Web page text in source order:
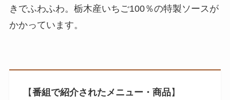
きでふわふわ。栃木産いちご100％の特製ソースが
かかっています。
【番組で紹介されたメニュー・商品】